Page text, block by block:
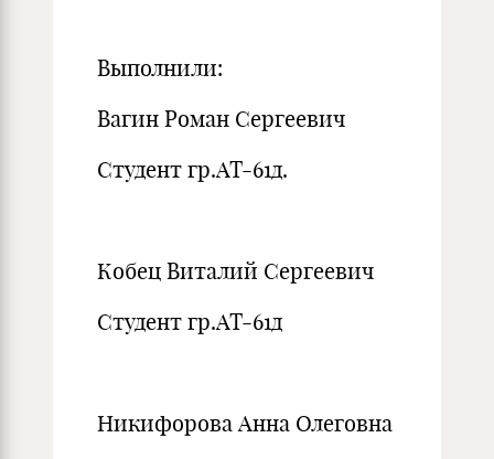
Выполнили:
Вагин Роман Сергеевич
Студент гр.АТ-61д.
Кобец Виталий Сергеевич
Студент гр.АТ-61д
Никифорова Анна Олеговна